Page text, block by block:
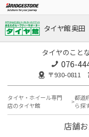
タイヤ館 奥田
タイヤのこと
076-
〒930-0811
タイヤ・ホイール専門
店のタイヤ館
都道
ら探
店舗